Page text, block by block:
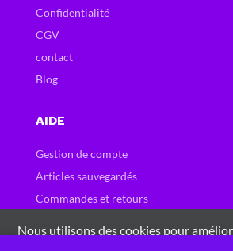
Confidentialité
CGV
contact
Blog
AIDE
Gestion de compte
Articles sauvegardés
Commandes et retours
Nous utilisons des cookies pour